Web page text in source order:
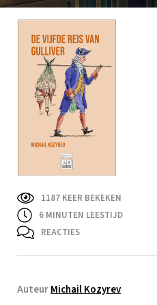
1187 KEER BEKEKEN
6 MINUTEN LEESTIJD
REACTIES
AuteurMichail Kozyrev